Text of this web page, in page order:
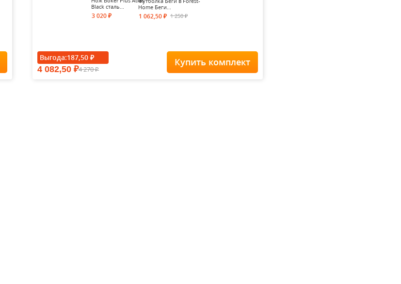
Black сталь...
3 020 ₽
Home Беги...
1 062,50 ₽ 1 250₽
Футболка Forest-Home Staff
Выгода:187,50 ₽
4 082,50 ₽4 270₽
Купить комплект